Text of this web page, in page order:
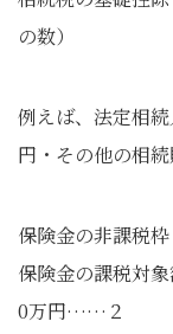
の数）
例えば、法定相
円・その他の相続
保険金の非課税
保険金の課税対
0万円……２